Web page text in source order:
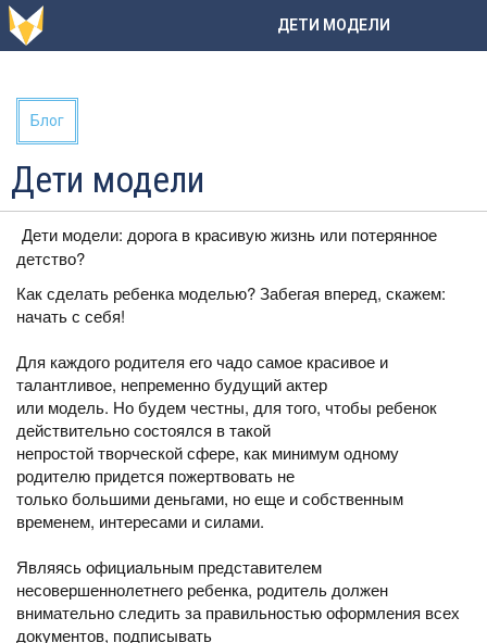
ДЕТИ МОДЕЛИ
Блог
Дети модели
Дети модели: дорога в красивую жизнь или потерянное
детство?
Как сделать ребенка моделью? Забегая вперед, скажем:
начать с себя!
Для каждого родителя его чадо самое красивое и
талантливое, непременно будущий актер
или модель. Но будем честны, для того, чтобы ребенок
действительно состоялся в такой
непростой творческой сфере, как минимум одному
родителю придется пожертвовать не
только большими деньгами, но еще и собственным
временем, интересами и силами.
Являясь официальным представителем
несовершеннолетнего ребенка, родитель должен
внимательно следить за правильностью оформления всех
документов, подписывать